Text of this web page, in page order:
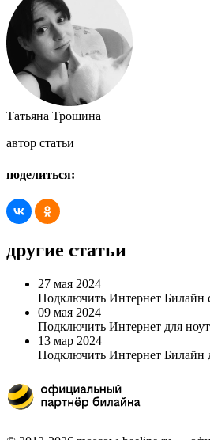
Татьяна Трошина
автор статьи
поделиться:
другие статьи
27 мая 2024
Подключить Интернет Билайн
09 мая 2024
Подключить Интернет для
13 мар 2024
Подключить Интернет Билайн